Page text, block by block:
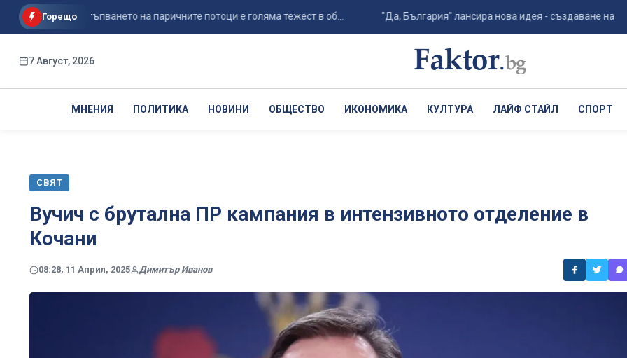
Горещо
Постъпването на паричните потоци е голяма тежест в об... "Да, България" лансира нова идея - създаване на агенция
7 Август, 2026
МНЕНИЯ ПОЛИТИКА НОВИНИ ОБЩЕСТВО ИКОНОМИКА КУЛТУРА ЛАЙФ СТАЙЛ СПОРТ
СВЯТ
Вучич с брутална ПР кампания в интензивното отделение в
Кочани
08:28, 11 Април, 2025 Димитър Иванов